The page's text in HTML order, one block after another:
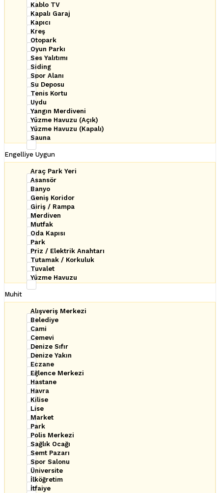
Kablo TV
Kapalı Garaj
Kapıcı
Kreş
Otopark
Oyun Parkı
Ses Yalıtımı
Siding
Spor Alanı
Su Deposu
Tenis Kortu
Uydu
Yangın Merdiveni
Yüzme Havuzu (Açık)
Yüzme Havuzu (Kapalı)
Sauna
Engelliye Uygun
Araç Park Yeri
Asansör
Banyo
Geniş Koridor
Giriş / Rampa
Merdiven
Mutfak
Oda Kapısı
Park
Priz / Elektrik Anahtarı
Tutamak / Korkuluk
Tuvalet
Yüzme Havuzu
Muhit
Alışveriş Merkezi
Belediye
Cami
Cemevi
Denize Sıfır
Denize Yakın
Eczane
Eğlence Merkezi
Hastane
Havra
Kilise
Lise
Market
Park
Polis Merkezi
Sağlık Ocağı
Semt Pazarı
Spor Salonu
Üniversite
İlköğretim
İtfaiye